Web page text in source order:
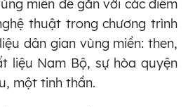
miền để gắn với các điểm
thuật trong chương trình
dân gian vùng miền: then,
liệu Nam Bộ, sự hòa quyện
một tinh thần.